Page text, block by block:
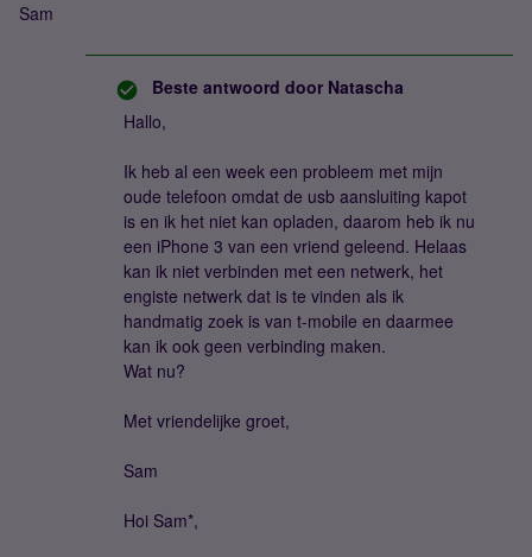
Sam
Beste antwoord door Natascha
Hallo,
Ik heb al een week een probleem met mijn
oude telefoon omdat de usb aansluiting kapot
is en ik het niet kan opladen, daarom heb ik nu
een iPhone 3 van een vriend geleend. Helaas
kan ik niet verbinden met een netwerk, het
engiste netwerk dat is te vinden als ik
handmatig zoek is van t-mobile en daarmee
kan ik ook geen verbinding maken.
Wat nu?
Met vriendelijke groet,
Sam
Hoi Sam*,